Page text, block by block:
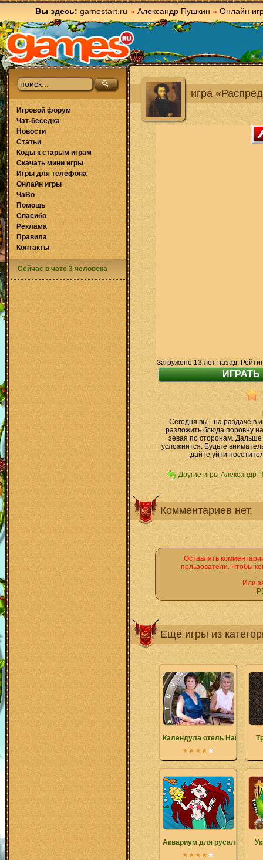
Вы здесь: gamestart.ru » Александр Пушкин » Онлайн
игра
Загружено 13 лет назад.
Сегодня вы - на раздаче в
разложить блюда поровну
зевая по сторонам.
усложнится. Будьте
дайте уйти
Другие игры Александр
Комментариев нет.
Оставлять
пользователи. Чтобы
Или
Ещё игры из
Календула отель Найти
Аквариум для русалки
Игровой форум
Чат-беседка
Новости
Статьи
Коды к старым играм
Скачать мини игры
Игры для телефона
Онлайн игры
ЧаВо
Помощь
Спасибо
Реклама
Правила
Контакты
Сейчас в чате 3 человека